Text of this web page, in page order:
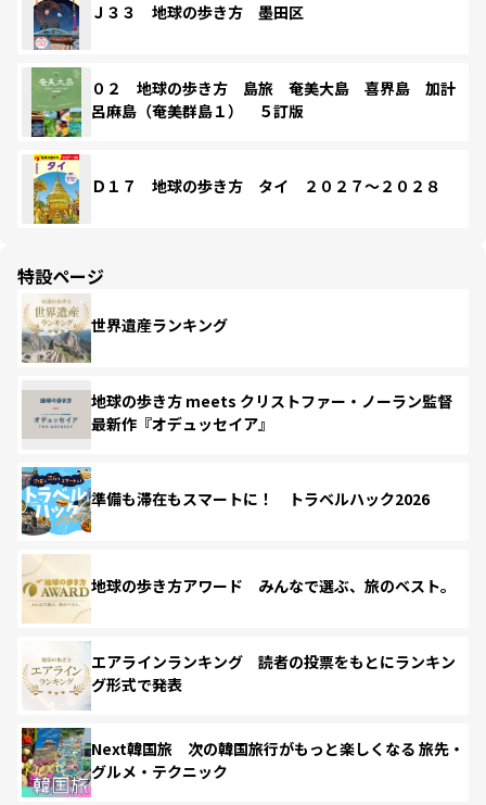
Ｊ３３ 地球の歩き方 墨田区
０２ 地球の歩き方 島旅 奄美大島 喜界島 加計
呂麻島（奄美群島１） ５訂版
Ｄ１７ 地球の歩き方 タイ ２０２７～２０２８
特設ページ
世界遺産ランキング
地球の歩き方 meets クリストファー・ノーラン監督
最新作『オデュッセイア』
準備も滞在もスマートに！ トラベルハック2026
地球の歩き方アワード みんなで選ぶ、旅のベスト。
エアラインランキング 読者の投票をもとにランキン
グ形式で発表
Next韓国旅 次の韓国旅行がもっと楽しくなる 旅先・
グルメ・テクニック